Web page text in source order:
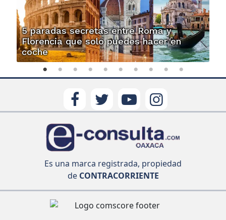
5 paradas secretas entre Roma y
Florencia que solo puedes hacer en
coche
Es una marca registrada, propiedad
deCONTRACORRIENTE